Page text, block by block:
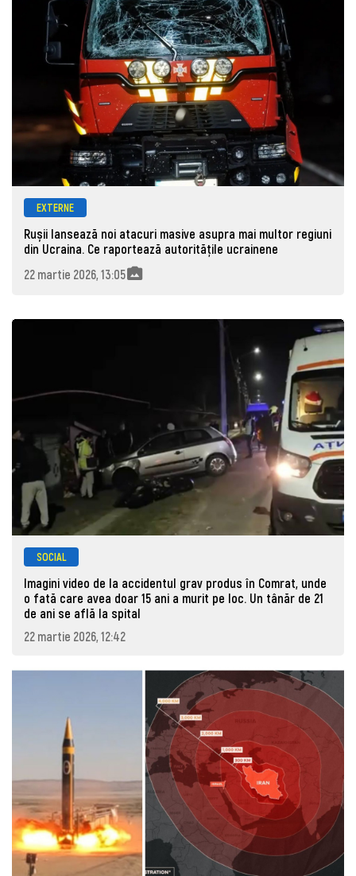
EXTERNE
Rușii lansează noi atacuri masive asupra mai multor regiuni
din Ucraina. Ce raportează autoritățile ucrainene
22 martie 2026, 13:05
SOCIAL
Imagini video de la accidentul grav produs în Comrat, unde
o fată care avea doar 15 ani a murit pe loc. Un tânăr de 21
de ani se află la spital
22 martie 2026, 12:42